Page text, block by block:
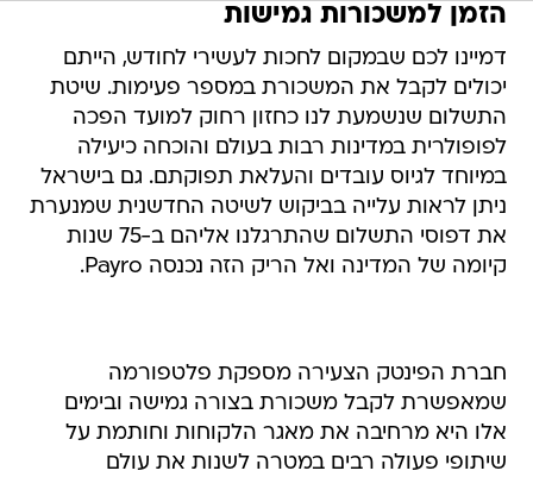
הזמן למשכורות גמישות
דמיינו לכם שבמקום לחכות לעשירי לחודש, הייתם
יכולים לקבל את המשכורת במספר פעימות. שיטת
התשלום שנשמעת לנו כחזון רחוק למועד הפכה
לפופולרית במדינות רבות בעולם והוכחה כיעילה
במיוחד לגיוס עובדים והעלאת תפוקתם. גם בישראל
ניתן לראות עלייה בביקוש לשיטה החדשנית שמנערת
את דפוסי התשלום שהתרגלנו אליהם ב-75 שנות
קיומה של המדינה ואל הריק הזה נכנסה Payro.
חברת הפינטק הצעירה מספקת פלטפורמה
שמאפשרת לקבל משכורת בצורה גמישה ובימים
אלו היא מרחיבה את מאגר הלקוחות וחותמת על
שיתופי פעולה רבים במטרה לשנות את עולם